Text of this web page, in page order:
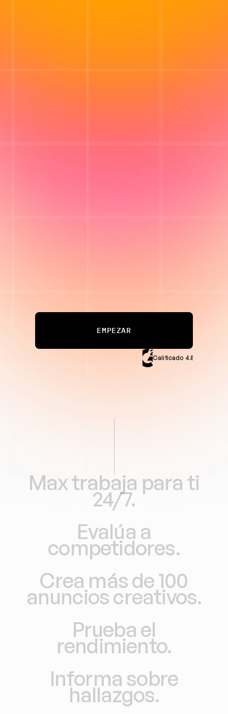
Conoce
AdMax
Anuncios ganadores,
creados y probados para ti.
EMPEZAR
Calificado 4.8/5 en G2
Maxtrabaja para ti
24/7.
Evalúa a
competidores.
Crea másde100
anuncioscreativos.
Prueba el
rendimiento.
Informa sobre
hallazgos.